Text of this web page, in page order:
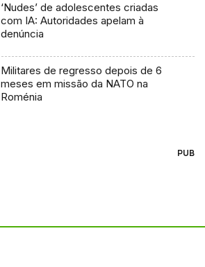
‘Nudes’ de adolescentes criadas
com IA: Autoridades apelam à
denúncia
Militares de regresso depois de 6
meses em missão da NATO na
Roménia
PUB